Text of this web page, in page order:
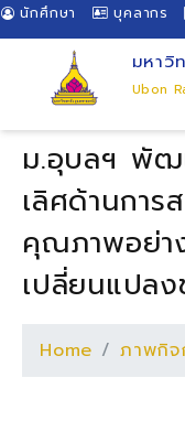
นักศึกษา บุคลากร
มหาวิ
Ubon
ม.อุบลฯ พัฒ
เลิศด้านกา
คุณภาพอย่า
เปลี่ยนแปลง
Home ภาพกิจ